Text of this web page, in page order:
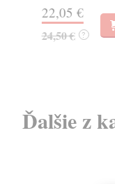
22,05 €
24,50 € ?
Ďalšie z